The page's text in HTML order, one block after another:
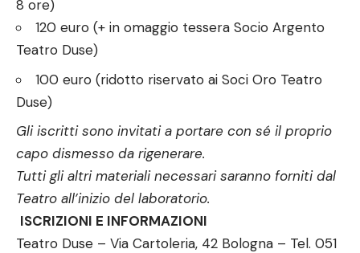
8 ore)
120 euro (+ in omaggio tessera Socio Argento
Teatro Duse)
100 euro (ridotto riservato ai Soci Oro Teatro
Duse)
Gli iscritti sono invitati a portare con sé il proprio
capo dismesso da rigenerare.
Tutti gli altri materiali necessari saranno forniti dal
Teatro all’inizio del laboratorio.
ISCRIZIONI E INFORMAZIONI
Teatro Duse – Via Cartoleria, 42 Bologna – Tel. 051